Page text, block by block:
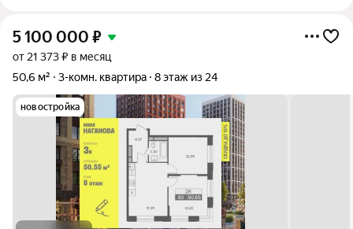
5 100 000 ₽
от 21 373 ₽ в месяц
50,6 м²
3-комн. квартира 8 этаж из 24
новостройка